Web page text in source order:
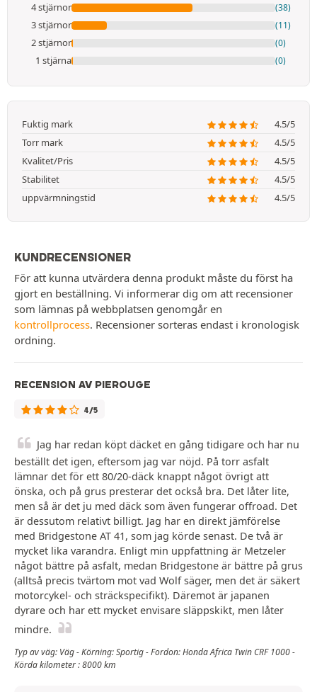
4 stjärnor (38)
3 stjärnor (11)
2 stjärnor (0)
1 stjärna (0)
Fuktig mark
4.5/5
Torr mark
4.5/5
Kvalitet/Pris
4.5/5
Stabilitet
4.5/5
uppvärmningstid
4.5/5
KUNDRECENSIONER
För att kunna utvärdera denna produkt måste du först ha
gjort en beställning. Vi informerar dig om att recensioner
som lämnas på webbplatsen genomgår en
kontrollprocess. Recensioner sorteras endast i kronologisk
ordning.
RECENSION AV PIEROUGE
4/5
Jag har redan köpt däcket en gång tidigare och har nu
beställt det igen, eftersom jag var nöjd. På torr asfalt
lämnar det för ett 80/20-däck knappt något övrigt att
önska, och på grus presterar det också bra. Det låter lite,
men så är det ju med däck som även fungerar offroad. Det
är dessutom relativt billigt. Jag har en direkt jämförelse
med Bridgestone AT 41, som jag körde senast. De två är
mycket lika varandra. Enligt min uppfattning är Metzeler
något bättre på asfalt, medan Bridgestone är bättre på grus
(alltså precis tvärtom mot vad Wolf säger, men det är säkert
motorcykel- och sträckspecifikt). Däremot är japanen
dyrare och har ett mycket envisare släppskikt, men låter
mindre.
Typ av väg: Väg - Körning: Sportig - Fordon: Honda Africa Twin CRF 1000 -
Körda kilometer : 8000 km